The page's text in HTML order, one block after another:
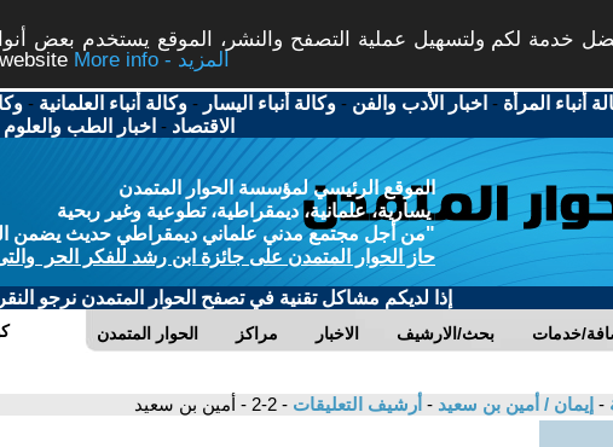
خدمة لكم ولتسهيل عملية التصفح والنشر، الموقع يستخدم بعض
More info - المزيد
أنباء المرأة - اخبار الأدب والفن -وكالة أنباء اليسار -وكالة أنباء العلمانية -
الاقتصاد - اخبار الطب والعلوم
الموقع الرئيسي لمؤسسة الحوار المتمدن
يسارية، علمانية، ديمقراطية، تطوعية وغير ربحية
"من أجل مجتمع مدني علماني ديمقراطي حديث يضمن
حاز الحوار المتمدن على جائزة ابن رشد للفكر الحر
إذا لديكم مشاكل تقنية في تصفح الحوار المتمدن نرجو
الحوار المتمدن مراكز الاخبار بحث/الارشيف خدمات
- إيمان / أمين بن سعيد - أرشيف التعليقات - 2-2 - أمين بن سعيد